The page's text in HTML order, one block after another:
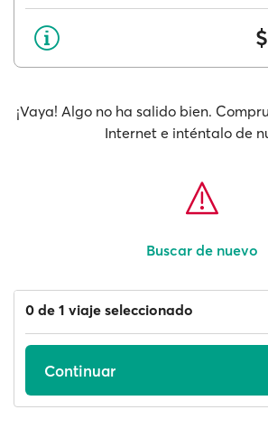
¡Vaya! Algo no ha salido bien.
Internet e inténtalo de
Buscar de nuevo
0 de 1 viaje seleccionado
Continuar